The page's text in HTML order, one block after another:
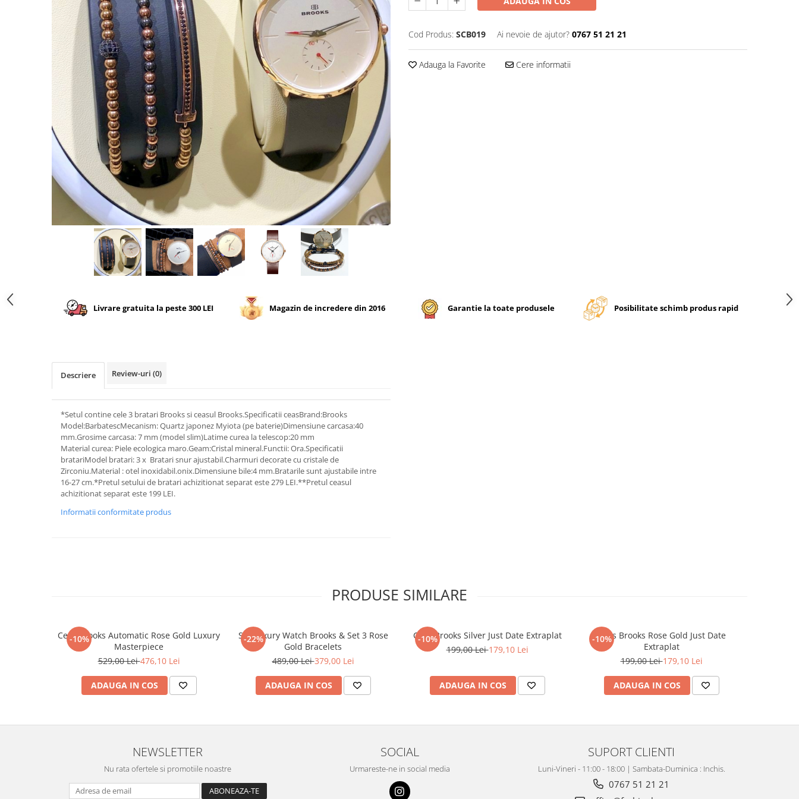
CEASURI DAMA
Cod Produs: SCB019 Ai nevoie de ajutor? 0767 51 21 21
Adauga la Favorite Cere informatii
Livrare gratuita la peste 300 LEI Magazin de incredere din 2016 Garantie la toate produsele Posibilitate schimb produs rapid
Descriere Review-uri (0)
*Setul contine cele 3 bratari Brooks si ceasul Brooks.Specificatii ceasBrand:Brooks
Model:BarbatescMecanism: Quartz japonez Myiota (pe baterie)Dimensiune carcasa:40
mm.Grosime carcasa: 7 mm (model slim)Latime curea la telescop:20 mm
Material curea: Piele ecologica maro.Geam:Cristal mineral.Functii: Ora.Specificatii
bratari Model bratari: 3 x Bratari snur ajustabil.Charmuri decorate cu cristale de
Zirconiu.Material : otel inoxidabil.onix.Dimensiune bile:4 mm.Bratarile sunt ajustabile intre
16-27 cm.*Pretul setului de bratari achizitionat separat este 279 LEI.**Pretul ceasul
achizitionat separat este 199 LEI.
Informatii conformitate produs
PRODUSE SIMILARE
-10%
Ceas Brooks Automatic Rose Gold Luxury
Masterpiece
529,00 Lei476,10 Lei
ADAUGA IN COS
-22%
Set Luxury Watch Brooks & Set 3 Rose
Gold Bracelets
489,00 Lei379,00 Lei
ADAUGA IN COS
-10%
Ceas Brooks Silver Just Date Extraplat
199,00 Lei179,10 Lei
ADAUGA IN COS
-10%
Ceas Brooks Rose Gold Just Date
Extraplat
199,00 Lei179,10 Lei
ADAUGA IN COS
NEWSLETTER
Nu rata ofertele si promotiile noastre
SOCIAL
Urmareste-ne in social media
SUPORT CLIENTI
Luni-Vineri - 11:00 - 18:00 | Sambata-Duminica : Inchis.
0767 51 21 21